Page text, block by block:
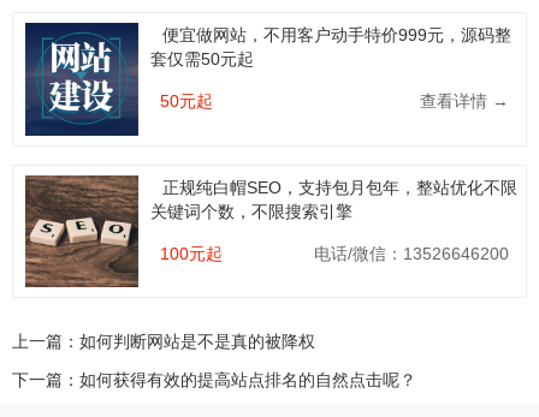
便宜做网站，不用客户动手特价999元，源码整
套仅需50元起
50元起 查看详情 →
正规纯白帽SEO，支持包月包年，整站优化不限
关键词个数，不限搜索引擎
100元起 电话/微信：13526646200
上一篇： 如何判断网站是不是真的被降权
下一篇： 如何获得有效的提高站点排名的自然点击呢？